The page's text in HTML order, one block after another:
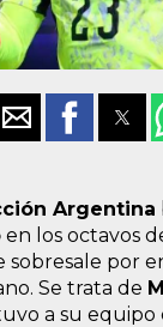
Argentina
en los octavos
sobresale por
Se trata de
a su equipo